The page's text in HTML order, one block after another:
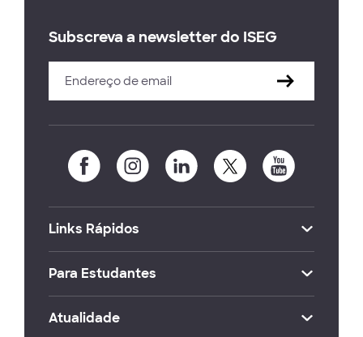
Subscreva a newsletter do ISEG
Links Rápidos
Para Estudantes
Atualidade